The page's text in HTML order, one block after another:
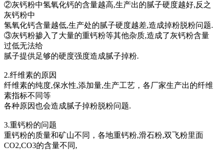
②灰钙粉中氢氧化钙的含量越高,生产出的腻子硬度越好,反之
灰钙粉中
氢氧化钙含量越低,生产处的腻子硬度越差,造成掉粉脱粉问题.
③灰钙粉掺入了大量的重钙粉等其他杂质,造成了灰钙粉含量
过低无法给
腻子提供足够的硬度强度造成腻子掉粉.
2.纤维素的原因
纤维素的纯度,保水性,添加量,生产工艺，各厂家生产出的纤维
素指标不同等
各种原因也会造成腻子掉粉脱粉问题.
3.重钙粉的问题
重钙粉的质量和矿山不同，各地重钙粉,滑石粉,双飞粉里面
CO2,CO3的含量不同,